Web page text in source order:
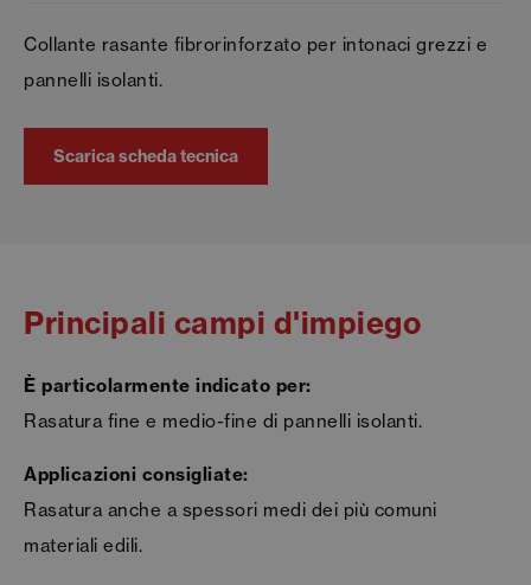
Collante rasante fibrorinforzato per intonaci grezzi e
pannelli isolanti.
Scarica scheda tecnica
Principali campi d'impiego
È particolarmente indicato per:
Rasatura fine e medio-fine di pannelli isolanti.
Applicazioni consigliate:
Rasatura anche a spessori medi dei più comuni
materiali edili.